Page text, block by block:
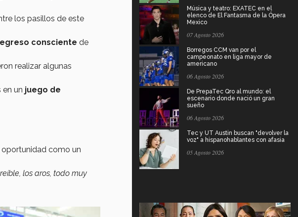
los pasillos de este
consciente de
realizar algunas
un juego de
como un
los aros, todo muy
Música y teatro: EXATEC en el
elenco de El Fantasma de la Ópera
Mexico
07 Agosto 2026
Borregos CCM van por el
campeonato en liga mayor de
americano
06 Agosto 2026
De PrepaTec Qro al mundo: el
escenario donde nació un gran
sueño
06 Agosto 2026
Tec y UT Austin buscan "devolver la
voz" a hispanohablantes con afasia
05 Agosto 2026